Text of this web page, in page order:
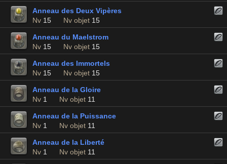
Anneau des Deux Vipères
Nv 15 Nv objet 15
Anneau du Maelstrom
Nv 15 Nv objet 15
Anneau des Immortels
Nv 15 Nv objet 15
Anneau de la Gloire
Nv 1 Nv objet 11
Anneau de la Puissance
Nv 1 Nv objet 11
Anneau de la Liberté
Nv 1 Nv objet 11